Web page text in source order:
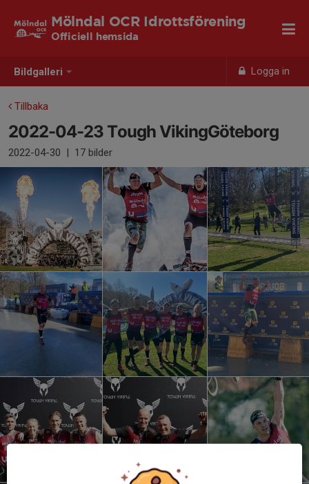
Bildgalleri Logga in
Mölndal OCR Idrottsförening
Officiell hemsida
Tillbaka
2022-04-23 Tough VikingGöteborg
2022-04-30 | 17 bilder